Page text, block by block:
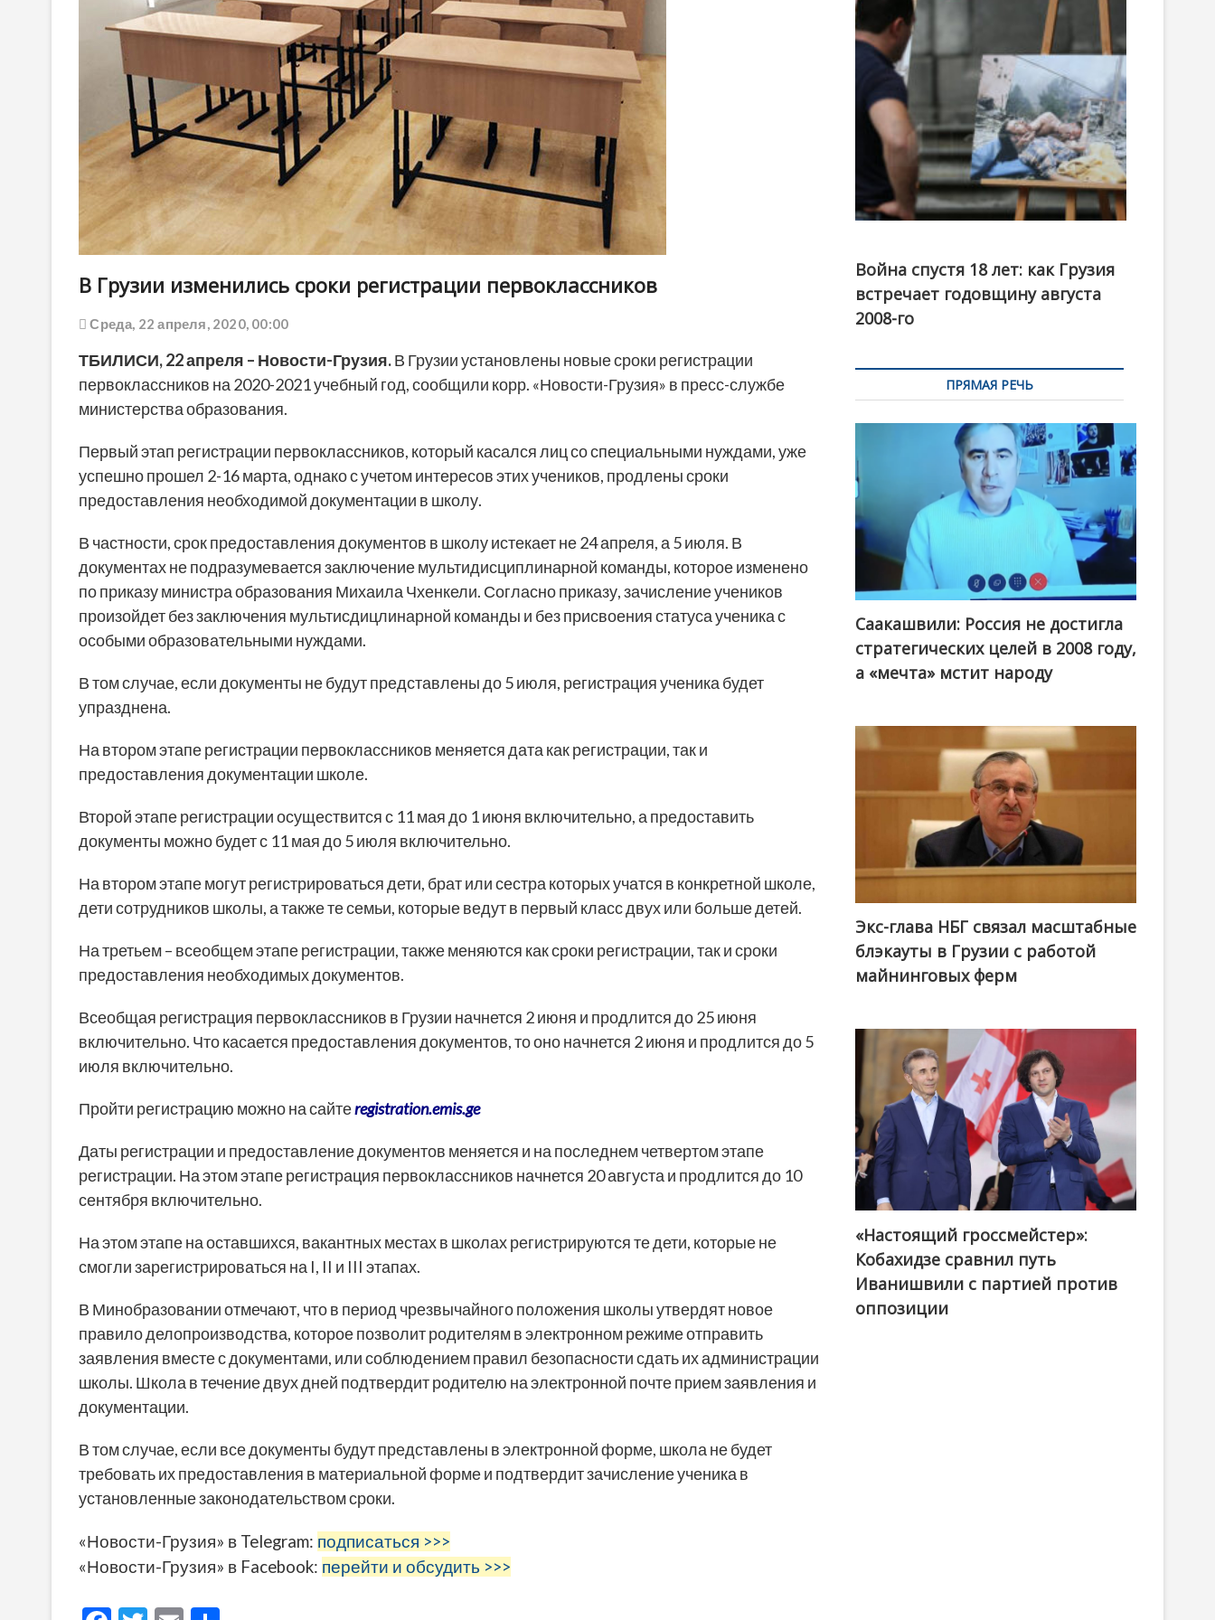
o
n
В Грузии изменились сроки регистрации первоклассников
Среда, 22 апреля, 2020, 00:00
ТБИЛИСИ,22 апреля – Новости-Грузия.В Грузии установлены новые сроки регистрации
первоклассников на 2020-2021 учебный год, сообщили корр. «Новости-Грузия» в пресс-службе
министерства образования.
Первый этап регистрации первоклассников, который касался лиц со специальными нуждами, уже
успешно прошел 2-16 марта, однако с учетом интересов этих учеников, продлены сроки
предоставления необходимой документации в школу.
В частности, срок предоставления документов в школу истекает не 24 апреля, а 5 июля. В
документах не подразумевается заключение мультидисциплинарной команды, которое изменено
по приказу министра образования Михаила Чхенкели. Согласно приказу, зачисление учеников
произойдет без заключения мультисдицлинарной команды и без присвоения статуса ученика с
особыми образовательными нуждами.
В том случае, если документы не будут представлены до 5 июля, регистрация ученика будет
упразднена.
На втором этапе регистрации первоклассников меняется дата как регистрации, так и
предоставления документации школе.
Второй этапе регистрации осуществится с 11 мая до 1 июня включительно, а предоставить
документы можно будет с 11 мая до 5 июля включительно.
На втором этапе могут регистрироваться дети, брат или сестра которых учатся в конкретной школе,
дети сотрудников школы, а также те семьи, которые ведут в первый класс двух или больше детей.
На третьем – всеобщем этапе регистрации, также меняются как сроки регистрации, так и сроки
предоставления необходимых документов.
Всеобщая регистрация первоклассников в Грузии начнется 2 июня и продлится до 25 июня
включительно. Что касается предоставления документов, то оно начнется 2 июня и продлится до 5
июля включительно.
Пройти регистрацию можно на сайтеregistration.emis.ge
Даты регистрации и предоставление документов меняется и на последнем четвертом этапе
регистрации. На этом этапе регистрация первоклассников начнется 20 августа и продлится до 10
сентября включительно.
На этом этапе на оставшихся, вакантных местах в школах регистрируются те дети, которые не
смогли зарегистрироваться на I, II и III этапах.
В Минобразовании отмечают, что в период чрезвычайного положения школы утвердят новое
правило делопроизводства, которое позволит родителям в электронном режиме отправить
заявления вместе с документами, или соблюдением правил безопасности сдать их администрации
школы. Школа в течение двух дней подтвердит родителю на электронной почте прием заявления и
документации.
В том случае, если все документы будут представлены в электронной форме, школа не будет
требовать их предоставления в материальной форме и подтвердит зачисление ученика в
установленные законодательством сроки.
«Новости-Грузия» в Telegram: подписаться >>>
«Новости-Грузия» в Facebook: перейти и обсудить >>>
канал
Война спустя 18 лет: как Грузия
встречает годовщину августа
2008-го
ПРЯМАЯ РЕЧЬ
Саакашвили: Россия не достигла
стратегических целей в 2008 году,
а «мечта» мстит народу
Экс-глава НБГ связал масштабные
блэкауты в Грузии с работой
майнинговых ферм
@ქართული ოცნება / Georgian Dream
«Настоящий гроссмейстер»:
Кобахидзе сравнил путь
Иванишвили с партией против
оппозиции